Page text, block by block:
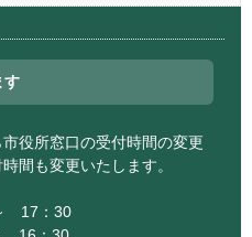
す
役所窓口の受付時間の変更
間も変更いたします。
17：30